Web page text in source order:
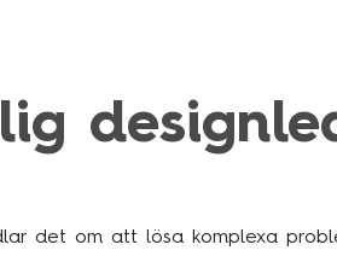
det om att lösa komplexa